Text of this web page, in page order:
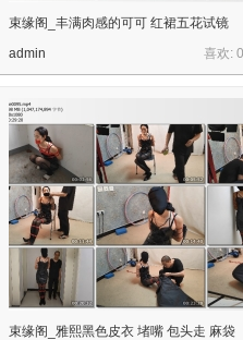
束缘阁_丰满肉感的可可 红裙五花试镜
喜欢:
admin
束缘阁_雅熙黑色皮衣 堵嘴 包头走 麻袋